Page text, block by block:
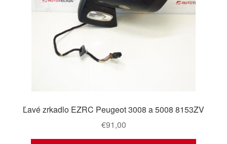
Ľavé zrkadlo EZRC Peugeot 3008 a 5008 8153ZV
€91,00